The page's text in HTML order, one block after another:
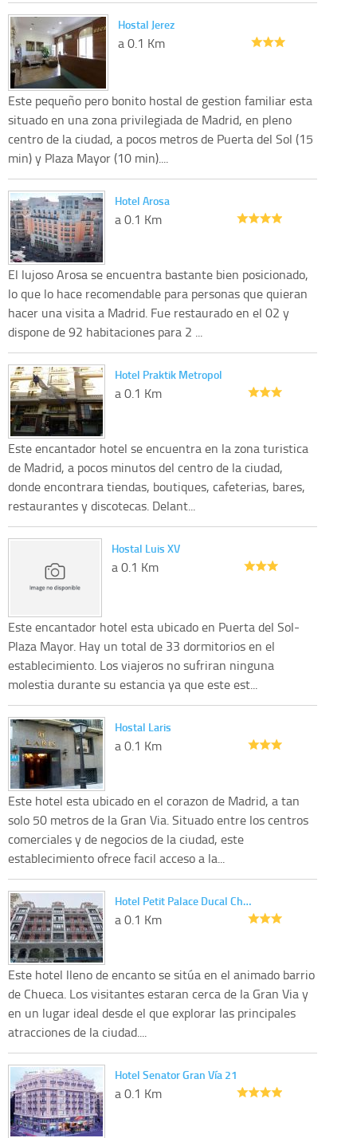
Hostal Jerez
a 0.1 Km
Este pequeño pero bonito hostal de gestion familiar esta
situado en una zona privilegiada de Madrid, en pleno
centro de la ciudad, a pocos metros de Puerta del Sol (15
min) y Plaza Mayor (10 min)....
Hotel Arosa
a 0.1 Km
El lujoso Arosa se encuentra bastante bien posicionado,
lo que lo hace recomendable para personas que quieran
hacer una visita a Madrid. Fue restaurado en el 02 y
dispone de 92 habitaciones para 2 ...
Hotel Praktik Metropol
a 0.1 Km
Este encantador hotel se encuentra en la zona turistica
de Madrid, a pocos minutos del centro de la ciudad,
donde encontrara tiendas, boutiques, cafeterias, bares,
restaurantes y discotecas. Delant...
Hostal Luis XV
a 0.1 Km
Este encantador hotel esta ubicado en Puerta del Sol-
Plaza Mayor. Hay un total de 33 dormitorios en el
establecimiento. Los viajeros no sufriran ninguna
molestia durante su estancia ya que este est...
Hostal Laris
a 0.1 Km
Este hotel esta ubicado en el corazon de Madrid, a tan
solo 50 metros de la Gran Via. Situado entre los centros
comerciales y de negocios de la ciudad, este
establecimiento ofrece facil acceso a la...
Hotel Petit Palace Ducal Ch…
a 0.1 Km
Este hotel lleno de encanto se sitúa en el animado barrio
de Chueca. Los visitantes estaran cerca de la Gran Via y
en un lugar ideal desde el que explorar las principales
atracciones de la ciudad....
Hotel Senator Gran Vía 21
a 0.1 Km